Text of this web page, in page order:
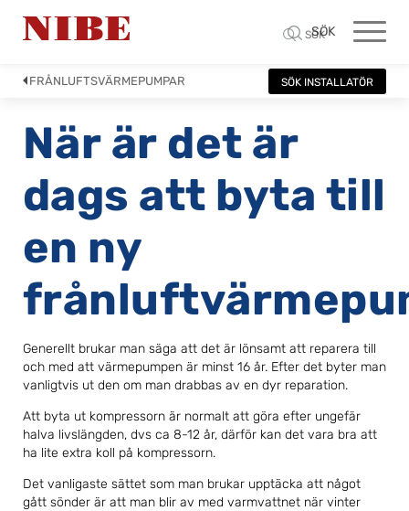
SÖK
SÖK
FRÅNLUFTSVÄRMEPUMPAR SÖK INSTALLATÖR
När är det är
dags att byta till
en ny
Generellt brukar man säga att det är lönsamt att reparera till
och med att värmepumpen är minst 16 år. Efter det byter man
vanligtvis ut den om man drabbas av en dyr reparation.
Att byta ut kompressorn är normalt att göra efter ungefär
halva livslängden, dvs ca 8-12 år, därför kan det vara bra att
ha lite extra koll på kompressorn.
Det vanligaste sättet som man brukar upptäcka att något
gått sönder är att man blir av med varmvattnet när vinter